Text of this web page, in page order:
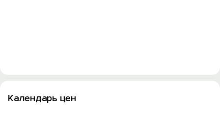
Календарь цен